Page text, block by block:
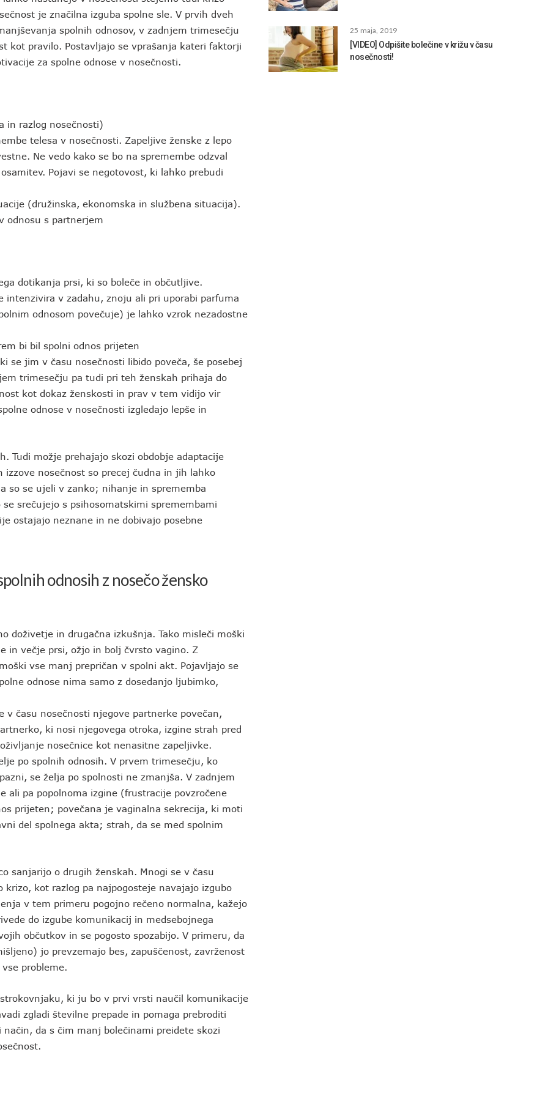
je značilna izguba spolne sle. V prvih dveh
spolnih odnosov, v zadnjem trimesečju
kot pravilo. Postavljajo se vprašanja kateri faktorji
za spolne odnose v nosečnosti.
in razlog nosečnosti)
telesa v nosečnosti. Zapeljive ženske z lepo
Ne vedo kako se bo na spremembe odzval
Pojavi se negotovost, ki lahko prebudi
(družinska, ekonomska in službena situacija).
odnosu s partnerjem
dotikanja prsi, ki so boleče in občutljive.
v zadahu, znoju ali pri uporabi parfuma
odnosom povečuje) je lahko vzrok nezadostne
bi bil spolni odnos prijeten
jim v času nosečnosti libido poveča, še posebej
trimesečju pa tudi pri teh ženskah prihaja do
kot dokaz ženskosti in prav v tem vidijo vir
odnose v nosečnosti izgledajo lepše in
Tudi možje prehajajo skozi obdobje adaptacije
nosečnost so precej čudna in jih lahko
so se ujeli v zanko; nihanje in sprememba
srečujejo s psihosomatskimi spremembami
ostajajo neznane in ne dobivajo posebne
odnosih z nosečo žensko
doživetje in drugačna izkušnja. Tako misleči moški
in večje prsi, ožjo in bolj čvrsto vagino. Z
vse manj prepričan v spolni akt. Pojavljajo se
odnose nima samo z dosedanjo ljubimko,
času nosečnosti njegove partnerke povečan,
ki nosi njegovega otroka, izgine strah pred
nosečnice kot nenasitne zapeljivke.
po spolnih odnosih. V prvem trimesečju, ko
se želja po spolnosti ne zmanjša. V zadnjem
ali pa popolnoma izgine (frustracije povzročene
prijeten; povečana je vaginalna sekrecija, ki moti
del spolnega akta; strah, da se med spolnim
sanjarijo o drugih ženskah. Mnogi se v času
kot razlog pa najpogosteje navajajo izgubo
v tem primeru pogojno rečeno normalna, kažejo
do izgube komunikacij in medsebojnega
občutkov in se pogosto spozabijo. V primeru, da
jo prevzemajo bes, zapuščenost, zavrženost
probleme.
ki ju bo v prvi vrsti naučil komunikacije
zgladi številne prepade in pomaga prebroditi
da s čim manj bolečinami preidete skozi
25 maja, 2019
[VIDEO] Odpišite bolečine v križu v času
nosečnosti!